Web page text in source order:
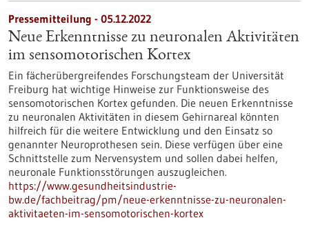
Pressemitteilung - 05.12.2022
Neue Erkenntnisse zu neuronalen Aktivitäten
im sensomotorischen Kortex
Ein fächerübergreifendes Forschungsteam der Universität
Freiburg hat wichtige Hinweise zur Funktionsweise des
sensomotorischen Kortex gefunden. Die neuen Erkenntnisse
zu neuronalen Aktivitäten in diesem Gehirnareal könnten
hilfreich für die weitere Entwicklung und den Einsatz so
genannter Neuroprothesen sein. Diese verfügen über eine
Schnittstelle zum Nervensystem und sollen dabei helfen,
neuronale Funktionsstörungen auszugleichen.
https://www.gesundheitsindustrie-
bw.de/fachbeitrag/pm/neue-erkenntnisse-zu-neuronalen-
aktivitaeten-im-sensomotorischen-kortex